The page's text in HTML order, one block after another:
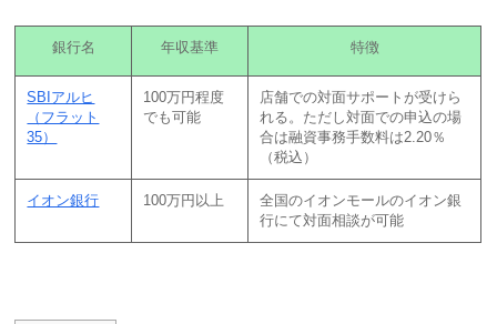
銀行名 年収基準 特徴
SBIアルヒ
（フラット
35）
100万円程度
でも可能
店舗での対面サポートが受けら
れる。ただし対面での申込の場
合は融資事務手数料は2.20％
（税込）
イオン銀行 100万円以上
全国のイオンモールのイオン銀
行にて対面相談が可能